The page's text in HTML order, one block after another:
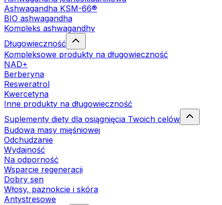
Ashwagandha KSM-66®
BIO ashwagandha
Kompleks ashwagandhy
Długowieczność
Kompleksowe produkty na długowieczność
NAD+
Berberyna
Resweratrol
Kwercetyna
Inne produkty na długowieczność
Suplementy diety dla osiągnięcia Twoich celów
Budowa masy mięśniowej
Odchudzanie
Wydajność
Na odporność
Wsparcie regeneracji
Dobry sen
Włosy, paznokcie i skóra
Antystresowe